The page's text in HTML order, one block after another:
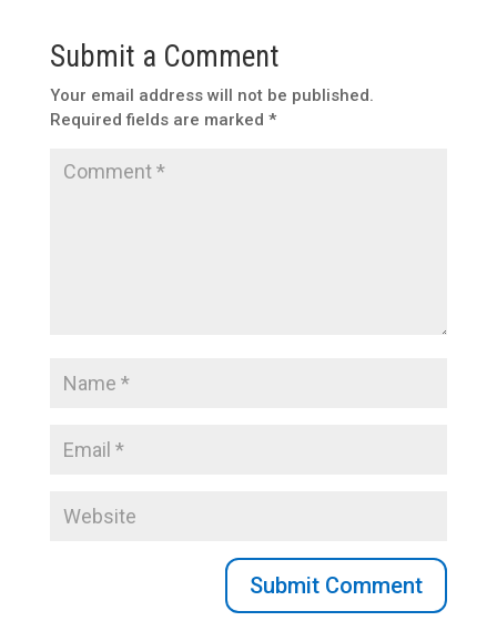
Submit a Comment
Your email address will not be published.
Required fields are marked *